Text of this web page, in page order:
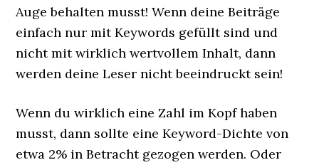
Auge behalten musst! Wenn deine Beiträge
einfach nur mit Keywords gefüllt sind und
nicht mit wirklich wertvollem Inhalt, dann
werden deine Leser nicht beeindruckt sein!
Wenn du wirklich eine Zahl im Kopf haben
musst, dann sollte eine Keyword-Dichte von
etwa 2% in Betracht gezogen werden. Oder